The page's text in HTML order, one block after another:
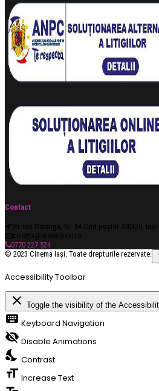
Contact
Str. Ion Creanga, Nr. 14 Cod poștal 700320, Iași
cinema@ateneuiasi.ro
0770 227 524
© 2023 Cinema Iași. Toate drepturile rezervate.
Accessibility Toolbar
close Toggle the visibility of the
keyboard Keyboard Navigation
visibility_off Disable Animations
nights_stay Contrast
format_size Increase Text